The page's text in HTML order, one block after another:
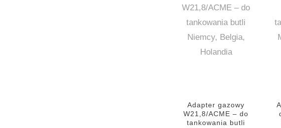
Adapter gazowy
W21,8/ACME – do
tankowania butli